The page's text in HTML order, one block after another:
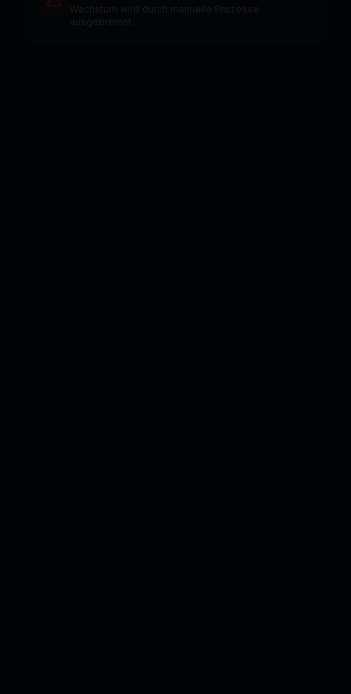
Wachstum wird durch manuelle Prozesse
ausgebremst.